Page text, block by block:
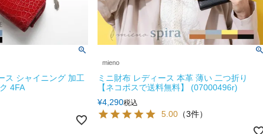
ス シャイニング 加工
4FA
mieno
ミニ財布 レディース 本革 薄い 二つ折り
【ネコポスで送料無料】 (07000496r)
¥4,290税込
5.00 （3件）